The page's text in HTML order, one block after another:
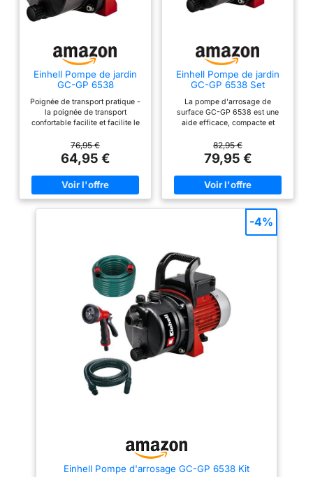
Einhell Pompe de jardin
GC-GP 6538
Poignée de transport pratique -
la poignée de transport
confortable facilite et facilite le
vers n'importe quel lieu
d'utilisation Vis de vidange
d'eau intégrée - Grâce à la vis
de vidange d'eau intégrée dans
le récipient, l'eau résiduelle
dans la pompe d'arrosage peut
être facilement évacuée, ce qui
d'arrosage est très facile grâce
à l'ouverture de remplissage
d'eau séparée Protection contre
les surcharges thermiques - La
protection contre les surcharges
thermiques empêche la
surchauffe du moteur lorsque
les performances de
fonctionnement sont élevées
Interrupteur marche/arrêt - la
pompe peut être allumée ou
éteinte facilement et de manière
centralisée, ce qui, dans les
modèles de comparaison, n'est
pompe peut être montée de
manière permanente sur site en
perçant des trous dans la base
76,95 €
64,95 €
Einhell Pompe de jardin
GC-GP 6538 Set
La pompe d'arrosage de
surface GC-GP 6538 est une
aide efficace, compacte et
services à tous les passionnés
de jardinnage qui souhaitent
arroser leur jardin grâce à la
récupération des eaux de pluie
Puissance - Grâce à son moteur
de 650W, cette pompe offre un
débit de jusqu'à 3800L par
heure Son bouchon de
remplissage permet un
démarrage simple et rapide,
offre la possibilité d'éliminer
facilement l'eau résiduelle La
GC-GP 6538 possède
également une poignée de
transport Elle est livrée avec un
tuyau d'aspiration de 7m
82,95 €
79,95 €
Einhell Pompe d'arrosage GC-GP 6538 Kit
-4%